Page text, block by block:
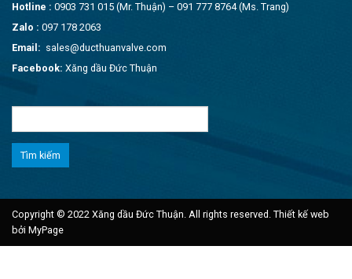
Hotline : 0903 731 015 (Mr. Thuận) – 091 777 8764 (Ms. Trang)
Zalo : 097 178 2063
Email: sales@ducthuanvalve.com
Facebook: Xăng dầu Đức Thuận
cho:
Copyright © 2022 Xăng dầu Đức Thuận. All rights reserved. Thiết kế web
bởi MyPage